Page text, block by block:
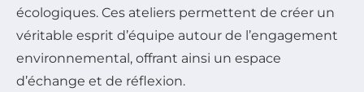
écologiques. Ces ateliers permettent de créer un
véritable esprit d’équipe autour de l’engagement
environnemental, offrant ainsi un espace
d’échange et de réflexion.